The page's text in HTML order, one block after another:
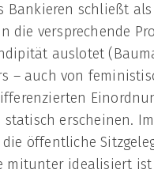
Bankieren schließt
die versprechende
auslotet
– auch von
erscheinen.
öffentliche
mitunter idealisiert